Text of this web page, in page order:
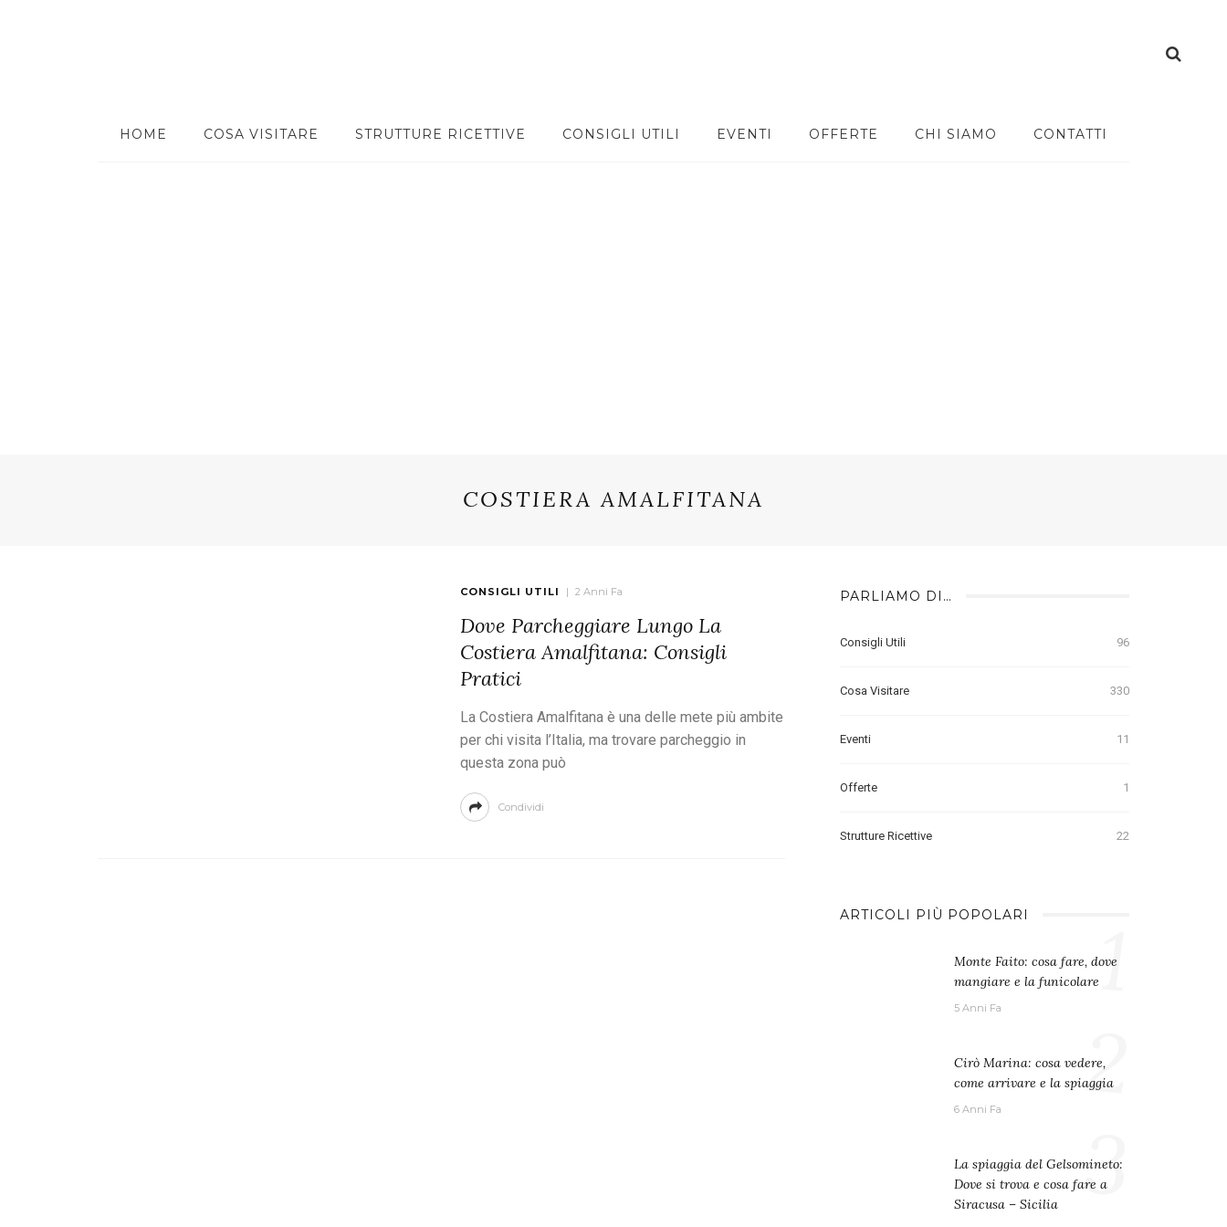
HOME COSA VISITARE STRUTTURE RICETTIVE CONSIGLI UTILI EVENTI OFFERTE CHI SIAMO CONTATTI
COSTIERA AMALFITANA
CONSIGLI UTILI 2 Anni Fa
Dove Parcheggiare Lungo La
Costiera Amalfitana: Consigli
Pratici
La Costiera Amalfitana è una delle mete più ambite
per chi visita l’Italia, ma trovare parcheggio in
questa zona può
Condividi
PARLIAMO DI…
Consigli Utili 96
Cosa Visitare 330
Eventi 11
Offerte 1
Strutture Ricettive 22
ARTICOLI PIÙ POPOLARI
Monte Faito: cosa fare, dove
mangiare e la funicolare
5 Anni Fa 1
Cirò Marina: cosa vedere,
come arrivare e la spiaggia
6 Anni Fa 2
La spiaggia del Gelsomineto:
Dove si trova e cosa fare a
Siracusa – Sicilia
3